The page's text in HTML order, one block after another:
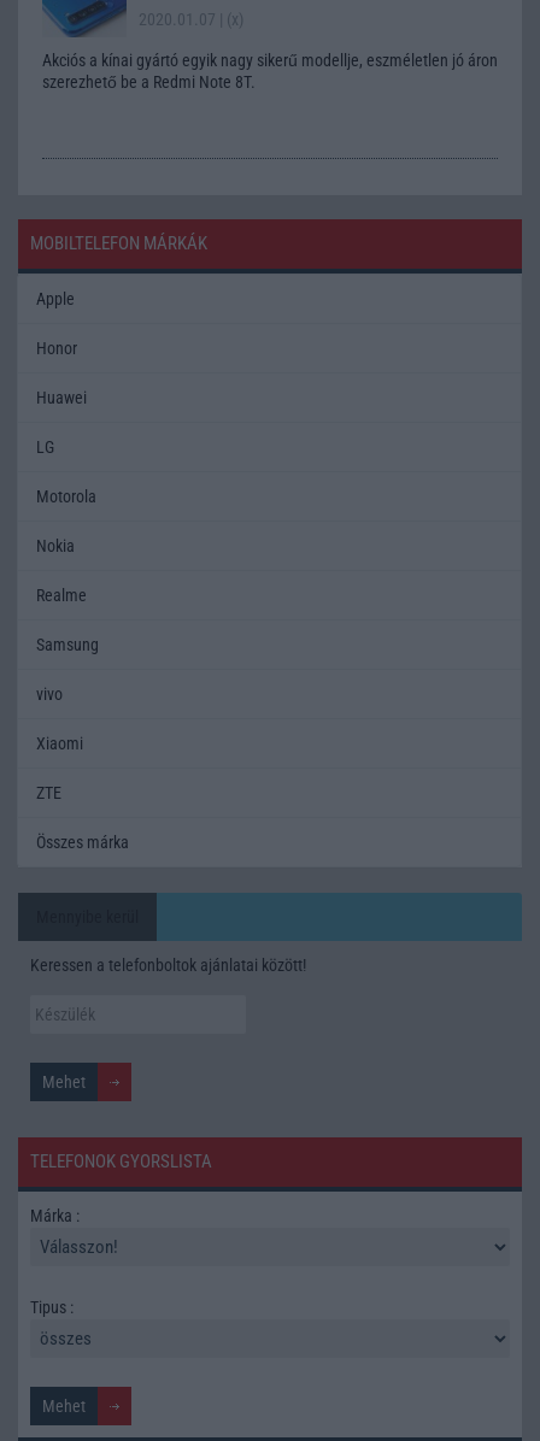
2020.01.07 | (x)
Akciós a kínai gyártó egyik nagy sikerű modellje, eszméletlen jó áron
szerezhető be a Redmi Note 8T.
MOBILTELEFON MÁRKÁK
Apple
Honor
Huawei
LG
Motorola
Nokia
Realme
Samsung
vivo
Xiaomi
ZTE
Összes márka
Keressen a telefonboltok ajánlatai között!
TELEFONOK GYORSLISTA
Márka :
Tipus :